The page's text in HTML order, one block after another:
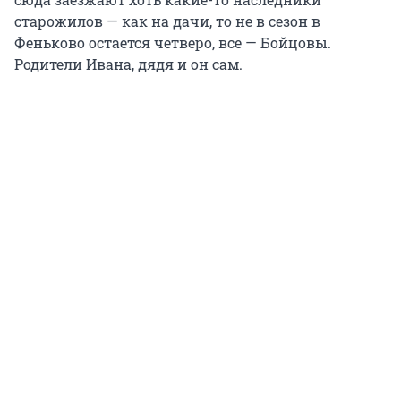
старожилов — как на дачи, то не в сезон в
Феньково остается четверо, все — Бойцовы.
Родители Ивана, дядя и он сам.